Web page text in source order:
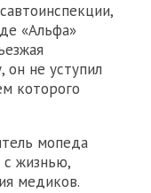
«Альфа»
он не уступил
которого
мопеда
с жизнью,
медиков.